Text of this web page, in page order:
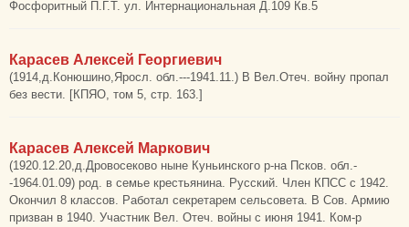
Фосфоритный П.Г.Т. ул. Интернациональная Д.109 Кв.5
Карасев Алексей Георгиевич
(1914,д.Конюшино,Яросл. обл.---1941.11.) В Вел.Отеч. войну пропал
без вести. [КПЯО, том 5, стр. 163.]
Карасев Алексей Маркович
(1920.12.20,д.Дровосеково ныне Куньинского р-на Псков. обл.-
-1964.01.09) род. в семье крестьянина. Русский. Член КПСС с 1942.
Окончил 8 классов. Работал секретарем сельсовета. В Сов. Армию
призван в 1940. Участник Вел. Отеч. войны с июня 1941. Ком-р